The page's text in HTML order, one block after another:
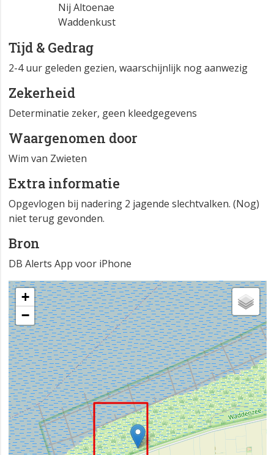
Nij Altoenae
Waddenkust
Tijd & Gedrag
2-4 uur geleden gezien, waarschijnlijk nog aanwezig
Zekerheid
Determinatie zeker, geen kleedgegevens
Waargenomen door
Wim van Zwieten
Extra informatie
Opgevlogen bij nadering 2 jagende slechtvalken. (Nog)
niet terug gevonden.
Bron
DB Alerts App voor iPhone
+
−